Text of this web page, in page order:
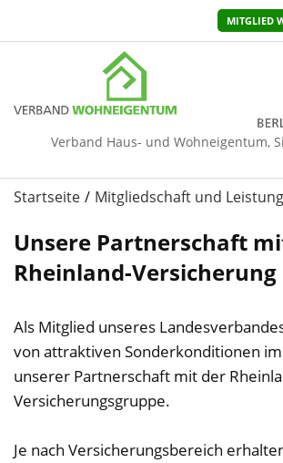
MITGLIED
Verband Haus- und Wohneigentum,
Startseite Mitgliedschaft und
Unsere Partnerschaft
Rheinland-Versicherung
Als Mitglied unseres
von attraktiven Sonderkonditionen
unserer Partnerschaft mit der
Versicherungsgruppe.
Je nach Versicherungsbereich